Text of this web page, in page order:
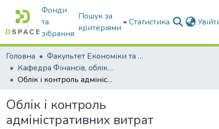
Фонди
та
зібрання
Пошук за
критеріями
Статистика
Головна
Факультет Економіки та бізнесу
Кафедра Фінансів, обліку і оподаткування
Облік і контроль адміністративних витрат
Облік і контроль
адміністративних витрат